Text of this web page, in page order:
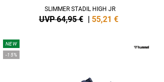
SLIMMER STADIL HIGH JR
UVP 64,95 € | 55,21 €
NEW
-15%